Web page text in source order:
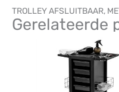
TROLLEY AFSLUITBAAR,
Gerelateerde